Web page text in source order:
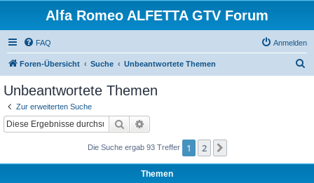
Alfa Romeo ALFETTA GTV Forum
FAQ Anmelden
Foren-Übersicht Suche Unbeantwortete Themen
Unbeantwortete Themen
Zur erweiterten Suche
Suche
Die Suche ergab 93 Treffer 1 2
Themen